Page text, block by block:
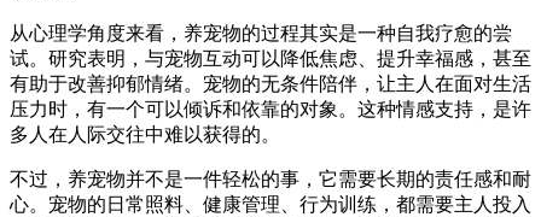
从心理学角度来看，养宠物的过程其实是一种自我疗愈的尝
试。研究表明，与宠物互动可以降低焦虑、提升幸福感，甚至
有助于改善抑郁情绪。宠物的无条件陪伴，让主人在面对生活
压力时，有一个可以倾诉和依靠的对象。这种情感支持，是许
多人在人际交往中难以获得的。
不过，养宠物并不是一件轻松的事，它需要长期的责任感和耐
心。宠物的日常照料、健康管理、行为训练，都需要主人投入